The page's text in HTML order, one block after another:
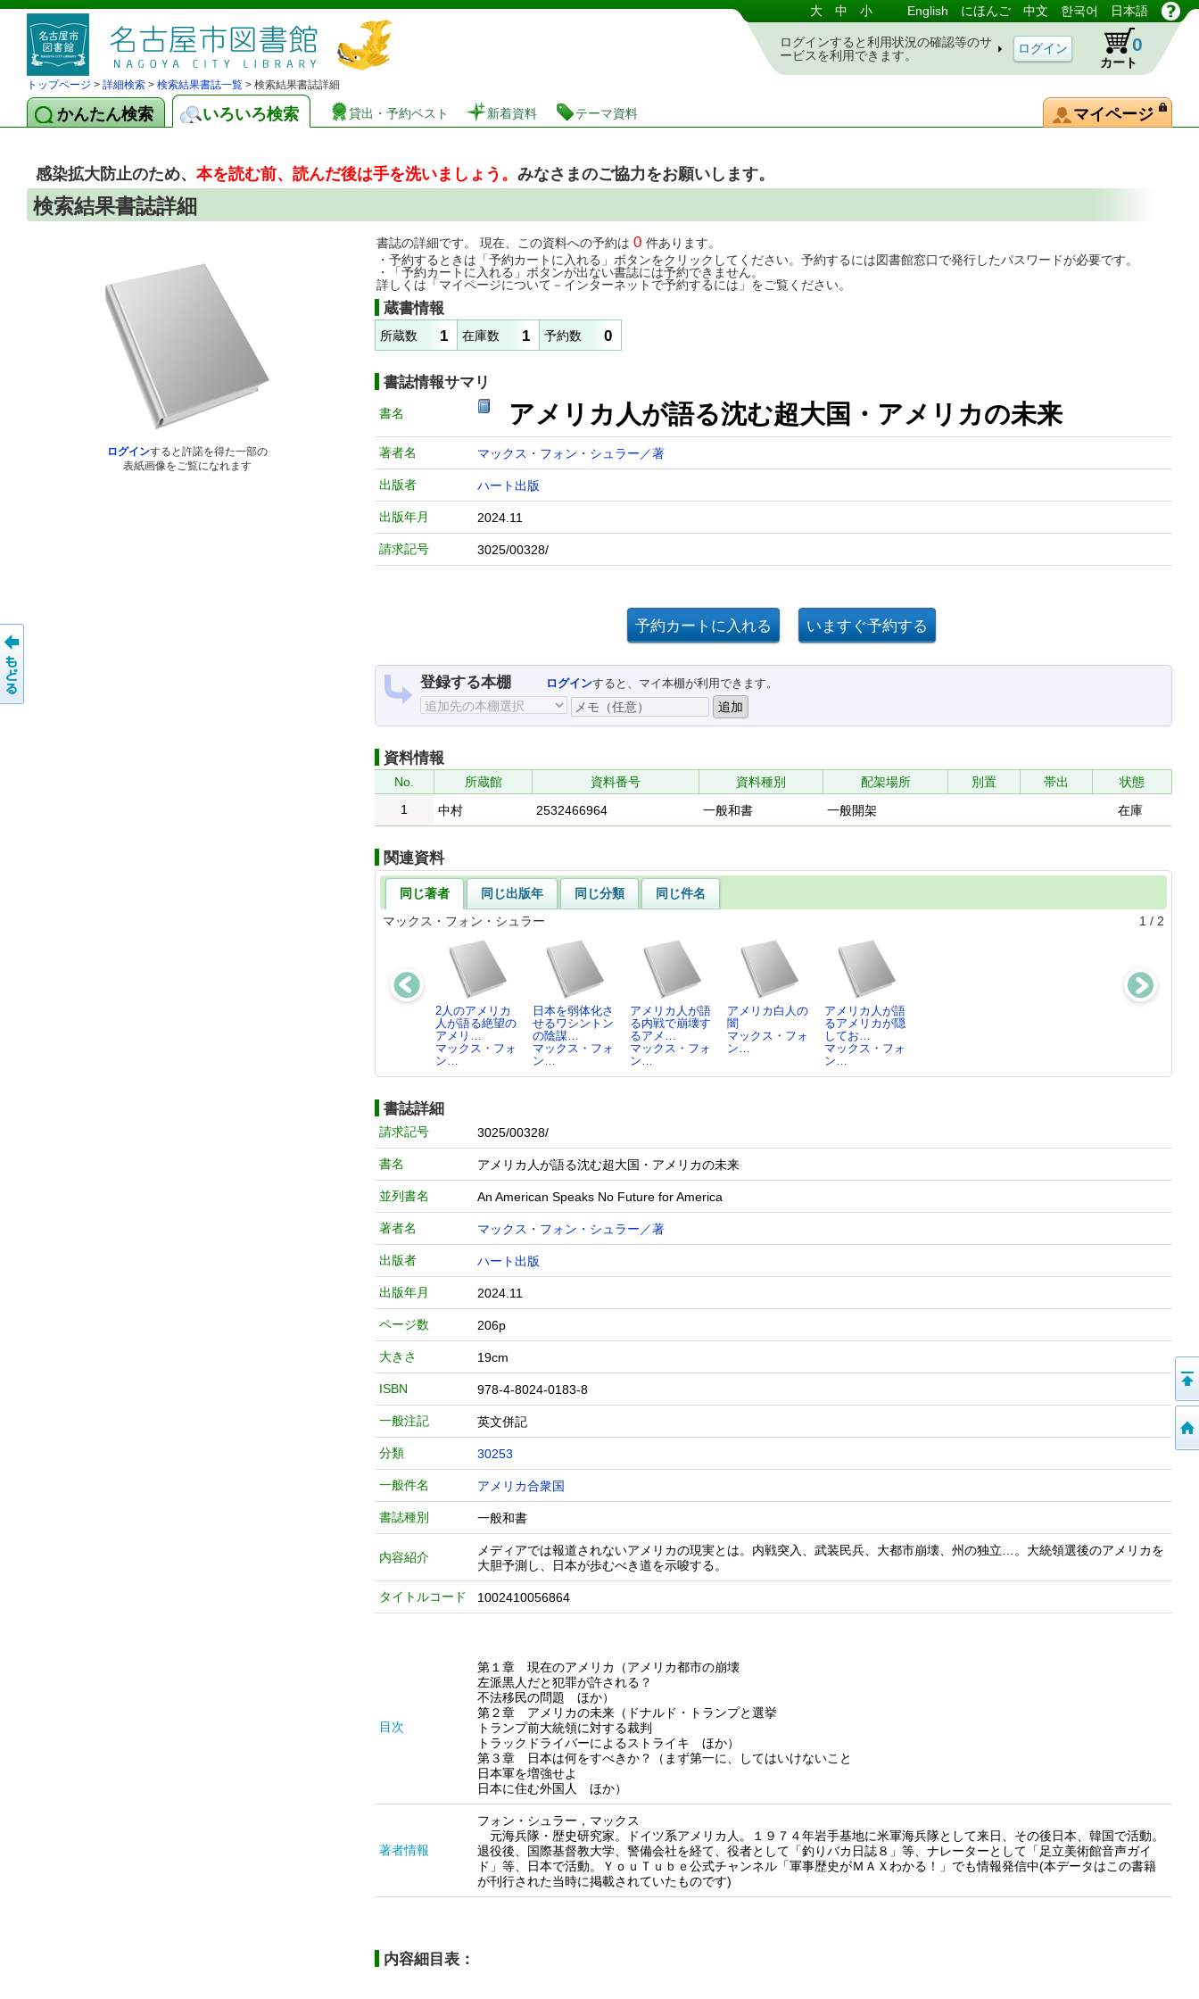
図書館 蔵書検索・予約システム 大 中 小 English にほんご 中文 한국어 日本語
ログインすると利用状況の確認等のサ
ービスを利用できます。
カート
0
トップページ > 詳細検索 > 検索結果書誌一覧 > 検索結果書誌詳細
かんたん検索 いろいろ検索 貸出・予約ベスト 新着資料 テーマ資料 マイページ
感染拡大防止のため、 本を読む前、読んだ後は手を洗いましょう。 みなさまのご協力をお願いします。
検索結果書誌詳細
ログインすると許諾を得た一部の
表紙画像をご覧になれます
書誌の詳細です。 現在、この資料への予約は 0 件あります。
・予約するときは「予約カートに入れる」ボタンをクリックしてください。予約するには図書館窓口で発行したパスワードが必要です。
・「予約カートに入れる」ボタンが出ない書誌には予約できません。
詳しくは「マイページについて－インターネットで予約するには」をご覧ください。
蔵書情報
所蔵数 1 在庫数 1 予約数 0
書誌情報サマリ
書名 アメリカ人が語る沈む超大国・アメリカの未来
著者名 マックス・フォン・シュラー／著
出版者 ハート出版
出版年月 2024.11
請求記号 3025/00328/
登録する本棚 ログインすると、マイ本棚が利用できます。
資料情報
No. 所蔵館 資料番号 資料種別 配架場所 別置 帯出
状態
1
中村 2532466964 一般和書 一般開架 在庫
関連資料
同じ著者 同じ出版年 同じ分類
同じ件名
マックス・フォン・シュラー
1 / 2
2人のアメリカ
人が語る絶望の
アメリ…
マックス・フォ
ン…
日本を弱体化さ
せるワシントン
の陰謀…
マックス・フォ
ン…
アメリカ人が語
る内戦で崩壊す
るアメ…
マックス・フォ
ン…
アメリカ白人の
闇
マックス・フォ
ン…
アメリカ人が語
るアメリカが隠
してお…
マックス・フォ
ン…
書誌詳細
請求記号 3025/00328/
書名 アメリカ人が語る沈む超大国・アメリカの未来
並列書名 An American Speaks No Future for America
著者名 マックス・フォン・シュラー／著
出版者 ハート出版
出版年月 2024.11
ページ数 206p
大きさ 19cm
ISBN 978-4-8024-0183-8
一般注記 英文併記
分類 30253
一般件名 アメリカ合衆国
書誌種別 一般和書
内容紹介
メディアでは報道されないアメリカの現実とは。内戦突入、武装民兵、大都市崩壊、州の独立…。大統領選後のアメリカを
大胆予測し、日本が歩むべき道を示唆する。
タイトルコード 1002410056864
目次
第１章 現在のアメリカ（アメリカ都市の崩壊
左派黒人だと犯罪が許される？
不法移民の問題 ほか）
第２章 アメリカの未来（ドナルド・トランプと選挙
トランプ前大統領に対する裁判
トラックドライバーによるストライキ ほか）
第３章 日本は何をすべきか？（まず第一に、してはいけないこと
日本軍を増強せよ
日本に住む外国人 ほか）
著者情報
フォン・シュラー，マックス
元海兵隊・歴史研究家。ドイツ系アメリカ人。１９７４年岩手基地に米軍海兵隊として来日、その後日本、韓国で活動。
退役後、国際基督教大学、警備会社を経て、役者として「釣りバカ日誌８」等、ナレーターとして「足立美術館音声ガイ
ド」等、日本で活動。ＹｏｕＴｕｂｅ公式チャンネル「軍事歴史がＭＡＸわかる！」でも情報発信中(本データはこの書籍
が刊行された当時に掲載されていたものです)
内容細目表：